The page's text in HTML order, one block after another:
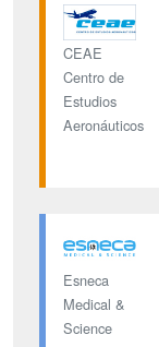
CEAE
Centro de
Estudios
Aeronáuticos
Esneca
Medical &
Science